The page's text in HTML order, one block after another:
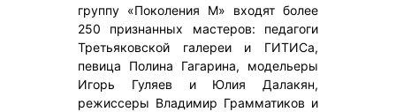
группу «Поколения М» входят более
250 признанных мастеров: педагоги
Третьяковской галереи и ГИТИСа,
певица Полина Гагарина, модельеры
Игорь Гуляев и Юлия Далакян,
режиссеры Владимир Грамматиков и